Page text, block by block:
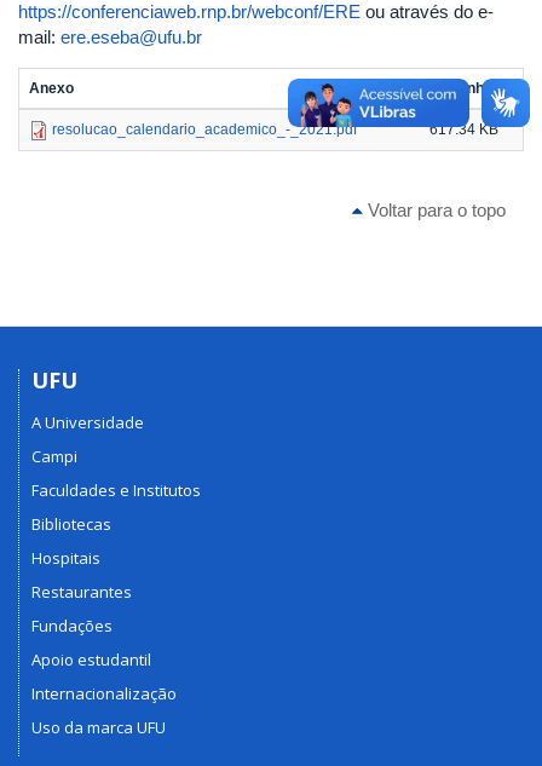
https://conferenciaweb.rnp.br/webconf/ERE ou através do e-
mail: ere.eseba@ufu.br
Anexo Tamanho
resolucao_calendario_academico_-_2021.pdf 617.34 KB
Voltar para o topo
UFU
A Universidade
Campi
Faculdades e Institutos
Bibliotecas
Hospitais
Restaurantes
Fundações
Apoio estudantil
Internacionalização
Uso da marca UFU